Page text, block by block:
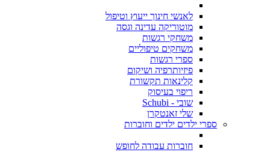
לאנשי חינוך ייעוץ וטיפול
מוטוריקה עדינה וגסה
משחקי רגשות
משחקים טיפוליים
ספרי רגשות
פיזיותרפיה ושיקום
קלינאות תקשורת
ריפוי בעיסוק
שובי - Schubi
שלי זאנטקרן
ספרי ילדים ילדים וחוברות
חוברות עבודה לחופש